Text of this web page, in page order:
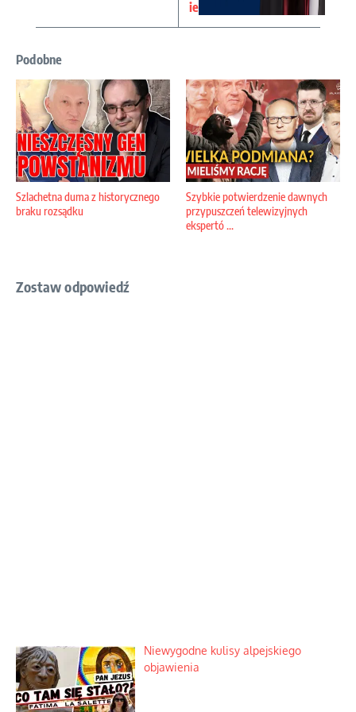
ie
Podobne
Szlachetna duma z historycznego
braku rozsądku
Szybkie potwierdzenie dawnych
przypuszczeń telewizyjnych
ekspertó ...
Zostaw odpowiedź
Niewygodne kulisy alpejskiego
objawienia